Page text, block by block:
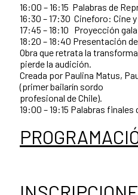
16:00 – 16:15 Palabras de
16:30 – 17:30 Cineforo: Cine
17:45 – 18:10 Proyección
18:20 – 18:40 Presentación
Obra que retrata la
pierde la audición.
Creada por Paulina Matus,
(primer bailarín sordo
profesional de Chile).
19:00 – 19:15 Palabras finales